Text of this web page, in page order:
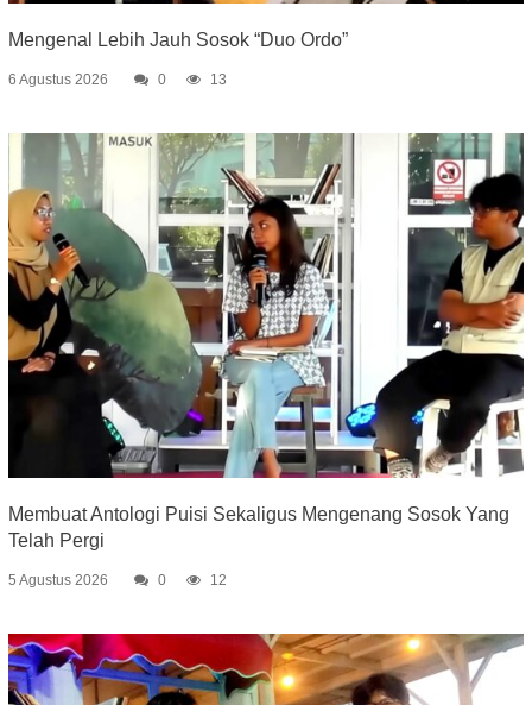
Mengenal Lebih Jauh Sosok “Duo Ordo”
6 Agustus 2026 0 13
Membuat Antologi Puisi Sekaligus Mengenang Sosok Yang
Telah Pergi
5 Agustus 2026 0 12